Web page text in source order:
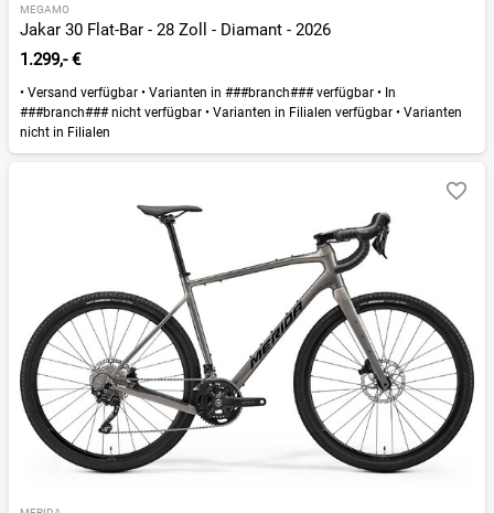
MEGAMO
Jakar 30 Flat-Bar - 28 Zoll - Diamant - 2026
1.299,- €
• Versand verfügbar • Varianten in ###branch### verfügbar • In
###branch### nicht verfügbar • Varianten in Filialen verfügbar • Varianten
nicht in Filialen